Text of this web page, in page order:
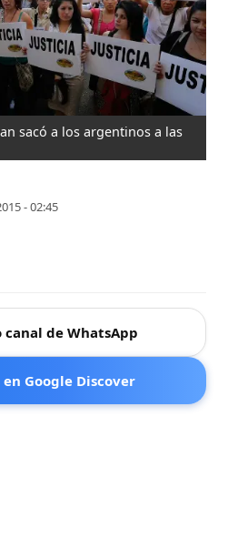
sacó a los argentinos a las
- 02:45
de WhatsApp
Google Discover